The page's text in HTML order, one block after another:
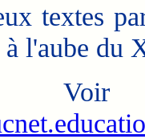
textes
à l'aube du